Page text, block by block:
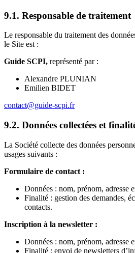
9.1. Responsable de traitement
Le responsable du traitement des
le Site est :
Guide SCPI, représenté par :
Alexandre PLUNIAN
Emilien BIDET
contact@guide-scpi.fr
9.2. Données collectées et
La Société collecte des données
usages suivants :
Formulaire de contact :
Données : nom, prénom, adresse
Finalité : gestion des demandes,
contacts.
Inscription à la newsletter :
Données : nom, prénom, adresse
Finalité : envoi de newsletters